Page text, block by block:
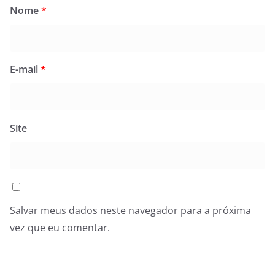
Nome*
E-mail*
Site
Salvar meus dados neste navegador para a próxima
vez que eu comentar.